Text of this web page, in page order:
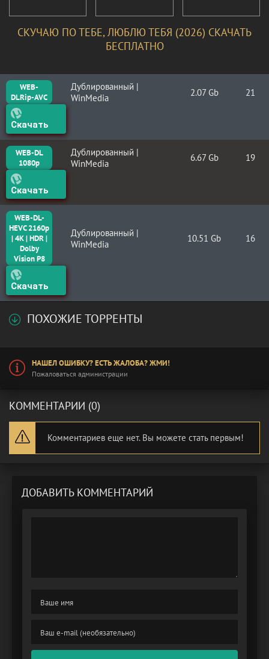
СКУЧАЮ ПО ТЕБЕ, ЛЮБЛЮ ТЕБЯ (2026) СКАЧАТЬ
БЕСПЛАТНО
WEB-
DLRip-AVC
Дублированный |
WinMedia
2.07 Gb 21
Скачать
WEB-DL
1080p
Дублированный |
WinMedia
6.67 Gb 19
Скачать
WEB-DL-
HEVC 2160p
| 4K | HDR |
Dolby
Vision P8
Дублированный |
WinMedia
10.51 Gb 16
Скачать
ПОХОЖИЕ ТОРРЕНТЫ
НАШЕЛ ОШИБКУ? ЕСТЬ ЖАЛОБА? ЖМИ!
Пожаловаться администрации
КОММЕНТАРИИ (0)
Комментариев еще нет. Вы можете стать первым!
ДОБАВИТЬ КОММЕНТАРИЙ